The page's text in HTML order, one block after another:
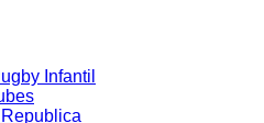
Infantil